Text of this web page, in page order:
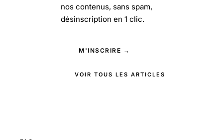
nos contenus, sans spam,
désinscription en 1 clic.
M'INSCRIRE →
VOIR TOUS LES ARTICLES